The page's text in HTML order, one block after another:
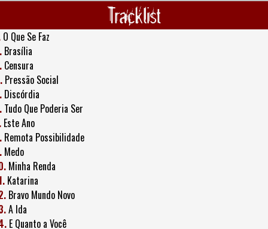
Tracklist
O Que Se Faz
Brasília
Censura
Pressão Social
Discórdia
Tudo Que Poderia Ser
Este Ano
Remota Possibilidade
Medo
Minha Renda
Katarina
Bravo Mundo Novo
A Ida
E Quanto a Você